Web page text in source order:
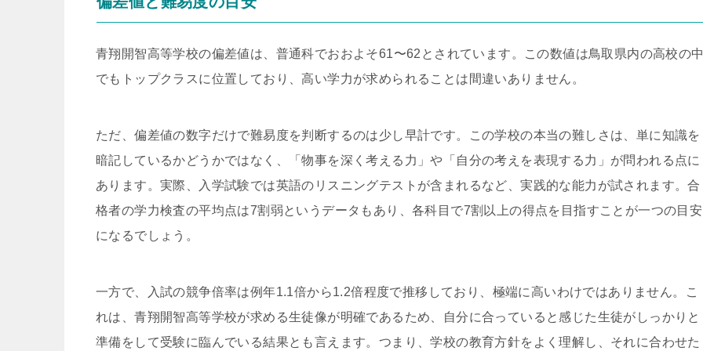
青翔開智高等学校の偏差値は、普通科でおおよそ61〜62とされています。この数値は鳥取県内の高校の
でもトップクラスに位置しており、高い学力が求められることは間違いありません。
ただ、偏差値の数字だけで難易度を判断するのは少し早計です。この学校の本当の難しさは、単に知識を
暗記しているかどうかではなく、「物事を深く考える力」や「自分の考えを表現する力」が問われる点に
あります。実際、入学試験では英語のリスニングテストが含まれるなど、実践的な能力が試されます。合
格者の学力検査の平均点は7割弱というデータもあり、各科目で7割以上の得点を目指すことが一つの目安
になるでしょう。
一方で、入試の競争倍率は例年1.1倍から1.2倍程度で推移しており、極端に高いわけではありません。こ
れは、青翔開智高等学校が求める生徒像が明確であるため、自分に合っていると感じた生徒がしっかりと
準備をして受験に臨んでいる結果とも言えます。つまり、学校の教育方針をよく理解し、それに合わせた